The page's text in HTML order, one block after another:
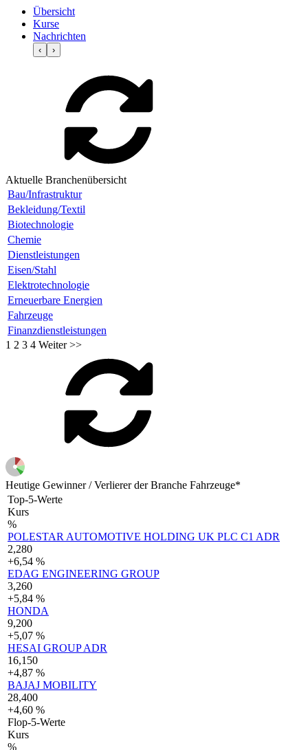
Übersicht
Kurse
Nachrichten
‹ ›
Aktuelle Branchenübersicht
Bau/Infrastruktur
Bekleidung/Textil
Biotechnologie
Chemie
Dienstleistungen
Eisen/Stahl
Elektrotechnologie
Erneuerbare Energien
Fahrzeuge
Finanzdienstleistungen
1 2 3 4 Weiter >>
Heutige Gewinner / Verlierer der Branche Fahrzeuge*
Top-5-Werte
Kurs
%
POLESTAR AUTOMOTIVE HOLDING UK PLC C1 ADR
2,280
+6,54 %
EDAG ENGINEERING GROUP
3,260
+5,84 %
HONDA
9,200
+5,07 %
HESAI GROUP ADR
16,150
+4,87 %
BAJAJ MOBILITY
28,400
+4,60 %
Flop-5-Werte
Kurs
%